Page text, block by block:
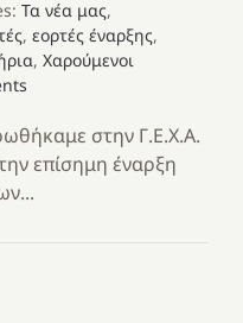
Τα νέα μας,
, εορτές έναρξης,
, Χαρούμενοι
στην Γ.Ε.Χ.Α.
επίσημη έναρξη